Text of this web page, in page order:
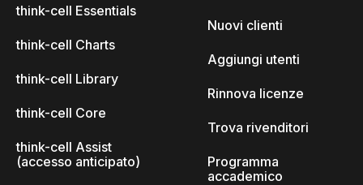
think-cell Essentials
think-cell Charts
think-cell Library
think-cell Core
think-cell Assist
(accesso anticipato)
Nuovi clienti
Aggiungi utenti
Rinnova licenze
Trova rivenditori
Programma
accademico